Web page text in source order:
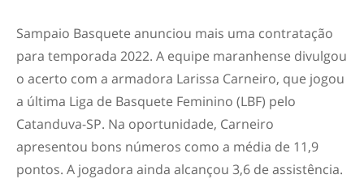
Sampaio Basquete anunciou mais uma contratação
para temporada 2022. A equipe maranhense divulgou
o acerto com a armadora Larissa Carneiro, que jogou
a última Liga de Basquete Feminino (LBF) pelo
Catanduva-SP. Na oportunidade, Carneiro
apresentou bons números como a média de 11,9
pontos. A jogadora ainda alcançou 3,6 de assistência.